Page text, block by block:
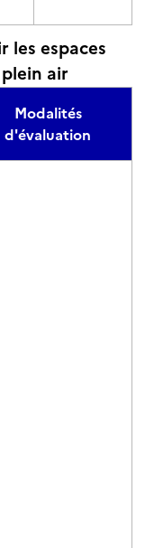
les espaces
air
Modalités
d'évaluation